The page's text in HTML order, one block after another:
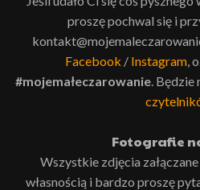
proszę pochwal się i
Facebook / Instagram ,
#mojemałeczarowanie. Będzie
Fotografie
Wszystkie zdjęcia
własnością i bardzo proszę